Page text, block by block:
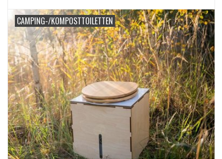
CAMPING-/KOMPOSTTOILETTEN